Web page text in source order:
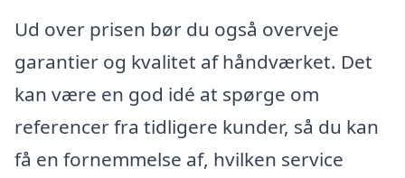
Ud over prisen bør du også overveje
garantier og kvalitet af håndværket. Det
kan være en god idé at spørge om
referencer fra tidligere kunder, så du kan
få en fornemmelse af, hvilken service